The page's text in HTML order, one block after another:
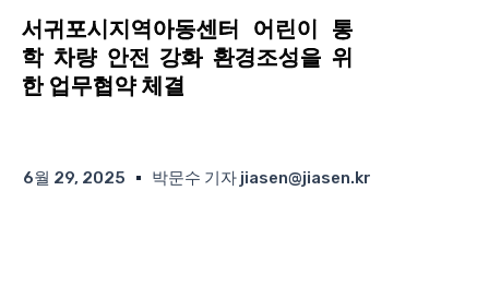
서귀포시지역아동센터 어린이 통
학 차량 안전 강화 환경조성을 위
한 업무협약 체결
6월 29, 2025 박문수 기자 jiasen@jiasen.kr